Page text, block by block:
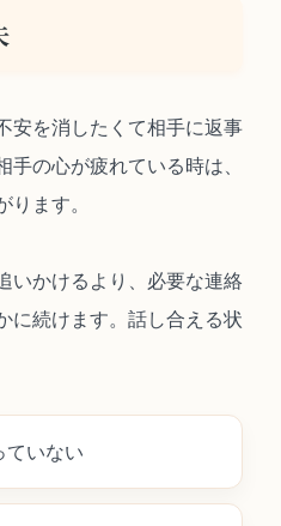
安を消したくて相手に返事
の心が疲れている時は、
ます。
いかけるより、必要な連絡
に続けます。話し合える状
ていない